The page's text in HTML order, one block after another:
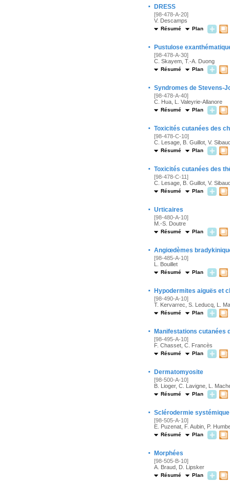
· DRESS
[98-478-A-20]
V. Descamps
Résumé Plan
· Pustulose
[98-478-A-30]
C. Skayem, T.-A. Duong
Résumé Plan
· Syndromes de Stevens-
[98-478-A-40]
C. Hua, L. Valeyrie-Allanore
Résumé Plan
· Toxicités cutanées des
[98-478-C-10]
C. Lesage, B. Guillot, V.
Résumé Plan
· Toxicités cutanées des
[98-478-C-11]
C. Lesage, B. Guillot, V.
Résumé Plan
· Urticaires
[98-480-A-10]
M.-S. Doutre
Résumé Plan
· Angiœdèmes
[98-485-A-10]
L. Bouillet
Résumé Plan
· Hypodermites aiguës et
[98-490-A-10]
T. Kervarrec, S. Leducq, L.
Résumé Plan
· Manifestations cutanées
[98-495-A-10]
F. Chasset, C. Francès
Résumé Plan
· Dermatomyosite
[98-500-A-10]
B. Lioger, C. Lavigne, L.
Résumé Plan
· Sclérodermie systémique
[98-505-A-10]
E. Puzenat, F. Aubin, P.
Résumé Plan
· Morphées
[98-505-B-10]
A. Braud, D. Lipsker
Résumé Plan